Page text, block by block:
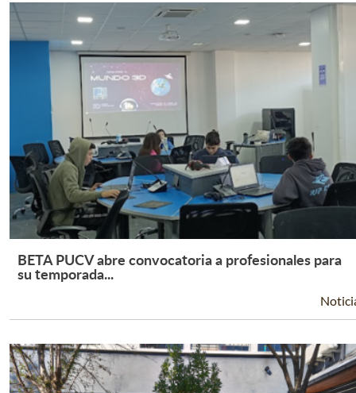
Leer Más +
BETA PUCV abre convocatoria a profesionales para
su temporada...